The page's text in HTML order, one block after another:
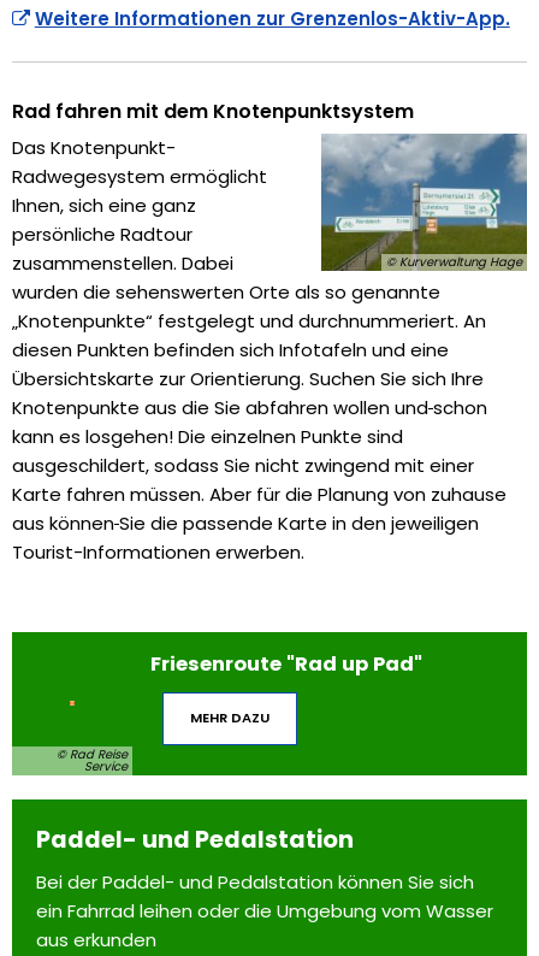
Weitere Informationen zur Grenzenlos-Aktiv-App.
Rad fahren mit dem Knotenpunktsystem
© Kurverwaltung Hage
Das Knotenpunkt-
Radwegesystem ermöglicht
Ihnen, sich eine ganz
persönliche Radtour
zusammenstellen. Dabei
wurden die sehenswerten Orte als so genannte
„Knotenpunkte“ festgelegt und durchnummeriert. An
diesen Punkten befinden sich Infotafeln und eine
Übersichtskarte zur Orientierung. Suchen Sie sich Ihre
Knotenpunkte aus die Sie abfahren wollen undschon
kann es losgehen! Die einzelnen Punkte sind
ausgeschildert, sodass Sie nicht zwingend mit einer
Karte fahren müssen. Aber für die Planung von zuhause
aus könnenSie die passende Karte in den jeweiligen
Tourist-Informationen erwerben.
© Rad Reise
Service
Friesenroute "Rad up Pad"
MEHR DAZU
Paddel- und Pedalstation
Bei der Paddel- und Pedalstation können Sie sich
ein Fahrrad leihen oder die Umgebung vom Wasser
aus erkunden